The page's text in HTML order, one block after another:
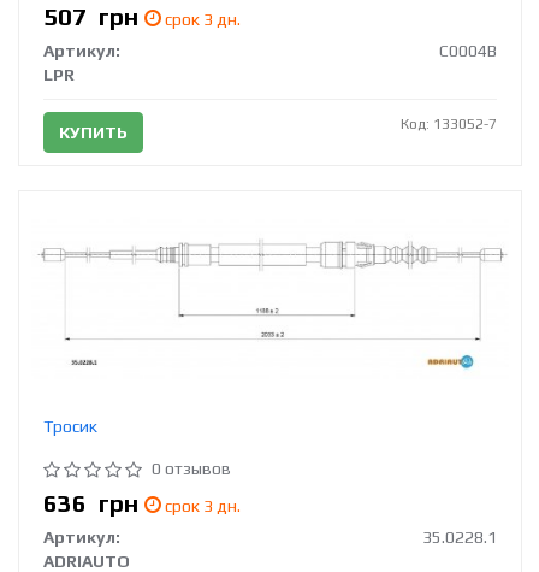
507 грн
срок 3 дн.
Артикул:
C0004B
LPR
КУПИТЬ Код: 133052-7
Тросик
0 отзывов
636 грн
срок 3 дн.
Артикул:
35.0228.1
ADRIAUTO